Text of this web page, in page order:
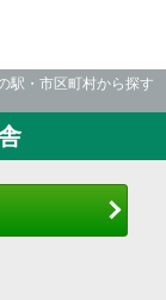
駅・市区町村から探す